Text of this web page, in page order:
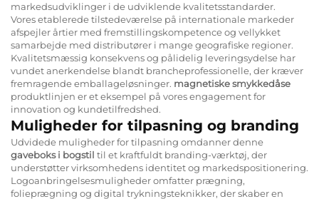
markedsudviklinger i de udviklende kvalitetsstandarder.
Vores etablerede tilstedeværelse på internationale markeder
afspejler årtier med fremstillingskompetence og vellykket
samarbejde med distributører i mange geografiske regioner.
Kvalitetsmæssig konsekvens og pålidelig leveringsydelse har
vundet anerkendelse blandt brancheprofessionelle, der kræver
fremragende emballageløsninger. magnetiske smykkedåse
produktlinjen er et eksempel på vores engagement for
innovation og kundetilfredshed.
Muligheder for tilpasning og branding
Udvidede muligheder for tilpasning omdanner denne
gaveboks i bogstil til et kraftfuldt branding-værktøj, der
understøtter virksomhedens identitet og markedspositionering.
Logoanbringelsesmuligheder omfatter prægning,
folieprægning og digital trykningsteknikker, der skaber en